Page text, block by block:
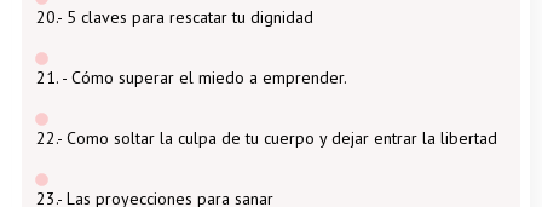
20.- 5 claves para rescatar tu dignidad
21. - Cómo superar el miedo a emprender.
22.- Como soltar la culpa de tu cuerpo y dejar entrar la libertad
23.- Las proyecciones para sanar